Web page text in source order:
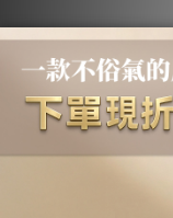
商品描述